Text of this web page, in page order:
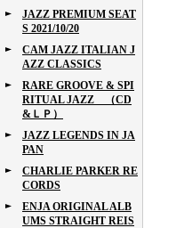
JAZZ PREMIUM SEAT
S 2021/10/20
CAM JAZZ ITALIAN J
AZZ CLASSICS
RARE GROOVE & SPI
RITUAL JAZZ （CD
&ＬＰ）
JAZZ LEGENDS IN JA
PAN
CHARLIE PARKER RE
CORDS
ENJA ORIGINAL ALB
UMS STRAIGHT REIS